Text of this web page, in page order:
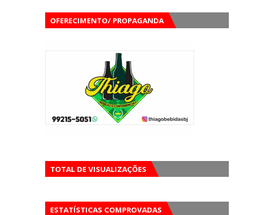
OFERECIMENTO/ PROPAGANDA
TOTAL DE VISUALIZAÇÕES
ESTATÍSTICAS COMPROVADAS